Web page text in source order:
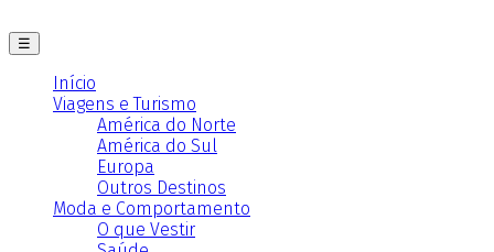
☰
Início
Viagens e Turismo
América do Norte
América do Sul
Europa
Outros Destinos
Moda e Comportamento
O que Vestir